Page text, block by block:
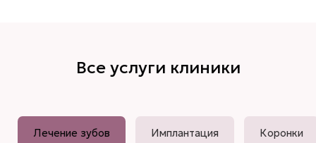
Все услуги клиники
Лечение зубов Имплантация Коронки